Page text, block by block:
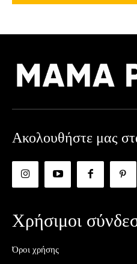
Ακολουθήστε μας
Χρήσιμοι
Όροι χρήσης